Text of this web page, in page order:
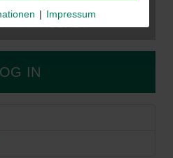
IN
| Impressum